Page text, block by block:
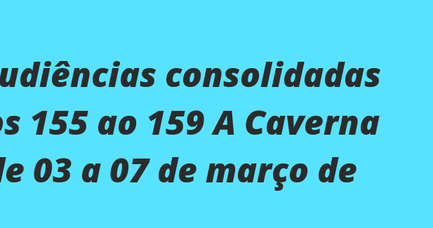
consolidadas
155 ao 159 A Caverna
03 a 07 de março de